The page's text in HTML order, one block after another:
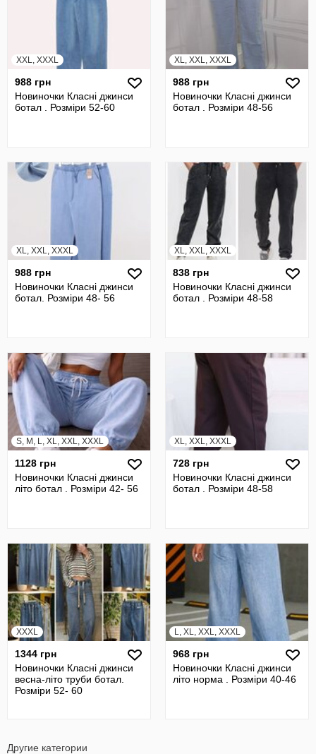
XXL, XXXL
988 грн
Новиночки Класні джинси
ботал . Розміри 52-60
XL, XXL, XXXL
988 грн
Новиночки Класні джинси
ботал . Розміри 48-56
XL, XXL, XXXL
988 грн
Новиночки Класні джинси
ботал. Розміри 48- 56
XL, XXL, XXXL
838 грн
Новиночки Класні джинси
ботал . Розміри 48-58
S, M, L, XL, XXL, XXXL
1128 грн
Новиночки Класні джинси
літо ботал . Розміри 42- 56
XL, XXL, XXXL
728 грн
Новиночки Класні джинси
ботал . Розміри 48-58
XXXL
1344 грн
Новиночки Класні джинси
весна-літо труби ботал.
Розміри 52- 60
L, XL, XXL, XXXL
968 грн
Новиночки Класні джинси
літо норма . Розміри 40-46
Другие категории